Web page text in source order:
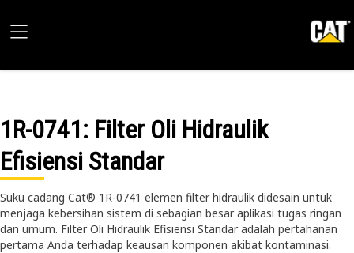
1R-0741: Filter Oli Hidraulik
Efisiensi Standar
Suku cadang Cat® 1R-0741 elemen filter hidraulik didesain untuk
menjaga kebersihan sistem di sebagian besar aplikasi tugas ringan
dan umum. Filter Oli Hidraulik Efisiensi Standar adalah pertahanan
pertama Anda terhadap keausan komponen akibat kontaminasi.